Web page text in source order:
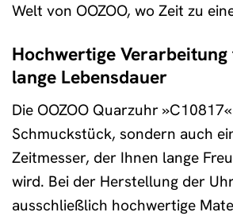
Welt von OOZOO, wo Zeit zu
Hochwertige
lange Lebensdauer
Die OOZOO Quarzuhr
Schmuckstück, sondern auch
Zeitmesser, der Ihnen lange
wird. Bei der Herstellung der
ausschließlich hochwertige